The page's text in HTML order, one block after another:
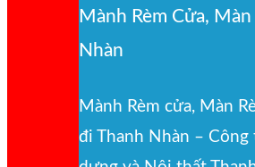
Mành Rèm Cửa, Màn
Nhàn
Mành Rèm cửa, Màn
đi Thanh Nhàn – Công